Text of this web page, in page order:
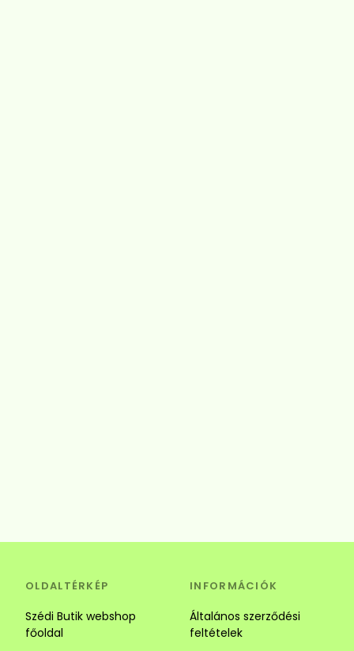
OLDALTÉRKÉP
Szédi Butik webshop
főoldal
INFORMÁCIÓK
Általános szerződési
feltételek